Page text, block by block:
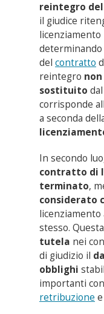
reintegro
il giudice
licenziamento
determinando
delcontratto
reintegro
sostituito
corrisponde
a seconda
In secondo
contratto di
terminato,
considerato
licenziamento
stesso.
tutela nei
di giudizio il
obblighi
importanti
retribuzione